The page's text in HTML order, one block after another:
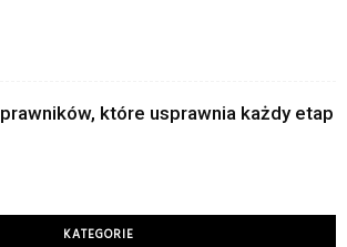
które usprawnia każdy etap
KATEGORIE